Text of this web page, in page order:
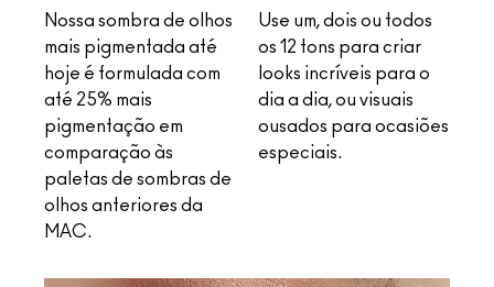
Nossa sombra de olhos
mais pigmentada até
hoje é formulada com
até 25% mais
pigmentação em
comparação às
paletas de sombras de
olhos anteriores da
MAC.
Use um, dois ou todos
os 12 tons para criar
looks incríveis para o
dia a dia, ou visuais
ousados para ocasiões
especiais.